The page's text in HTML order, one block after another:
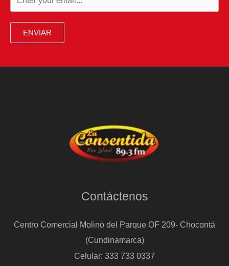
ENVIAR
Contáctenos
Centro Comercial Molino del Parque OF 209- Chocontá
(Cundinamarca)
Celular: 333 733 0337